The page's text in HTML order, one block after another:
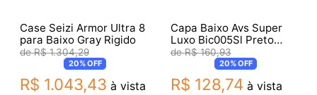
Case Seizi Armor Ultra 8
para Baixo Gray Rigido
R$ 1.304,29
20%OFF
R$ 1.043,43 à vista
Capa Baixo Avs Super
Luxo Bic005Sl Preto
Ch100
R$ 160,93
20%OFF
R$ 128,74 à vista